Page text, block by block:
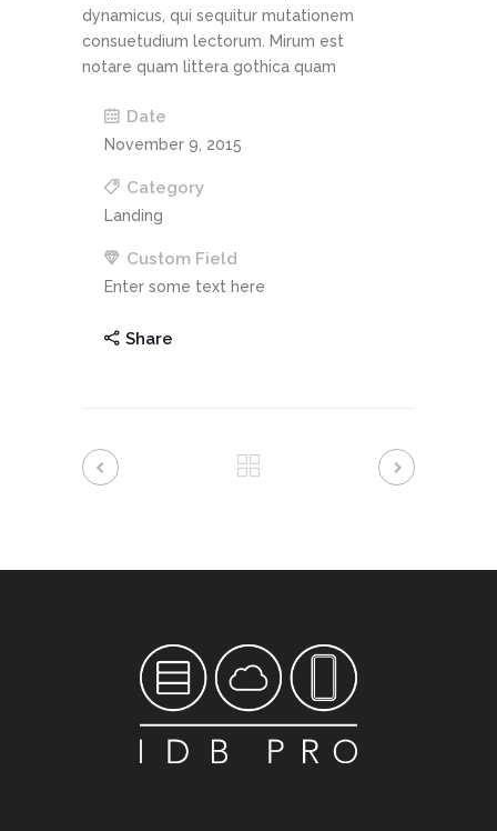
dynamicus, qui sequitur mutationem
consuetudium lectorum. Mirum est
notare quam littera gothica quam
Date
November 9, 2015
Category
Landing
Custom Field
Enter some text here
Share